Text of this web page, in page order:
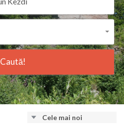
Caută!
Cele mai noi